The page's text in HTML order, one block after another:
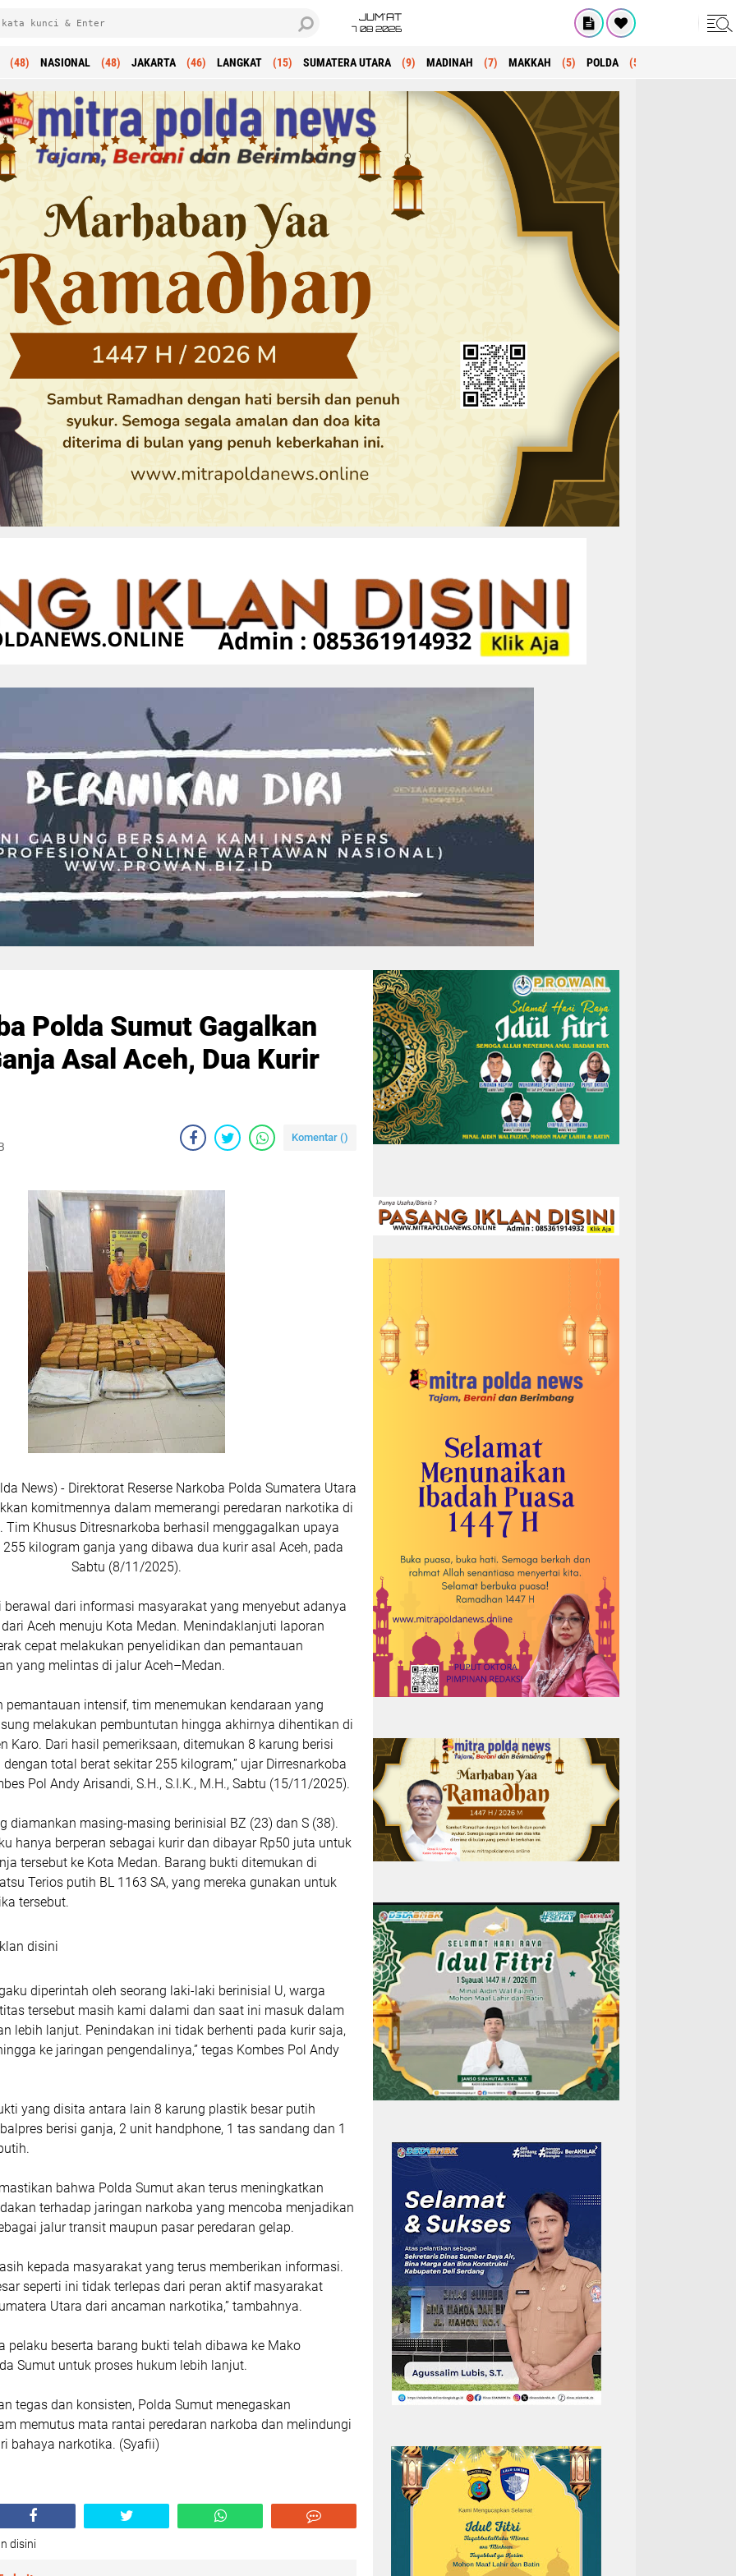
JUM'AT
7 08 2026
(48) NASIONAL (48) JAKARTA (46) LANGKAT (15) SUMATERA UTARA (9) MADINAH (7) MAKKAH (5) POLDA (5)
Polda Sumut Gagalkan
Asal Aceh, Dua Kurir
Komentar ()
News) - Direktorat Reserse Narkoba Polda Sumatera Utara
komitmennya dalam memerangi peredaran narkotika di
Tim Khusus Ditresnarkoba berhasil menggagalkan upaya
kilogram ganja yang dibawa dua kurir asal Aceh, pada
Sabtu (8/11/2025).
berawal dari informasi masyarakat yang menyebut adanya
Aceh menuju Kota Medan. Menindaklanjuti laporan
cepat melakukan penyelidikan dan pemantauan
yang melintas di jalur Aceh–Medan.
pemantauan intensif, tim menemukan kendaraan yang
melakukan pembuntutan hingga akhirnya dihentikan di
Karo. Dari hasil pemeriksaan, ditemukan 8 karung berisi
total berat sekitar 255 kilogram,” ujar Dirresnarkoba
Pol Andy Arisandi, S.H., S.I.K., M.H., Sabtu (15/11/2025).
diamankan masing-masing berinisial BZ (23) dan S (38).
hanya berperan sebagai kurir dan dibayar Rp50 juta untuk
tersebut ke Kota Medan. Barang bukti ditemukan di
Terios putih BL 1163 SA, yang mereka gunakan untuk
tersebut.
disini
diperintah oleh seorang laki-laki berinisial U, warga
tersebut masih kami dalami dan saat ini masuk dalam
lebih lanjut. Penindakan ini tidak berhenti pada kurir saja,
ke jaringan pengendalinya,” tegas Kombes Pol Andy
yang disita antara lain 8 karung plastik besar putih
berisi ganja, 2 unit handphone, 1 tas sandang dan 1
bahwa Polda Sumut akan terus meningkatkan
terhadap jaringan narkoba yang mencoba menjadikan
jalur transit maupun pasar peredaran gelap.
kepada masyarakat yang terus memberikan informasi.
seperti ini tidak terlepas dari peran aktif masyarakat
Utara dari ancaman narkotika,” tambahnya.
pelaku beserta barang bukti telah dibawa ke Mako
Sumut untuk proses hukum lebih lanjut.
tegas dan konsisten, Polda Sumut menegaskan
memutus mata rantai peredaran narkoba dan melindungi
bahaya narkotika. (Syafii)
disini